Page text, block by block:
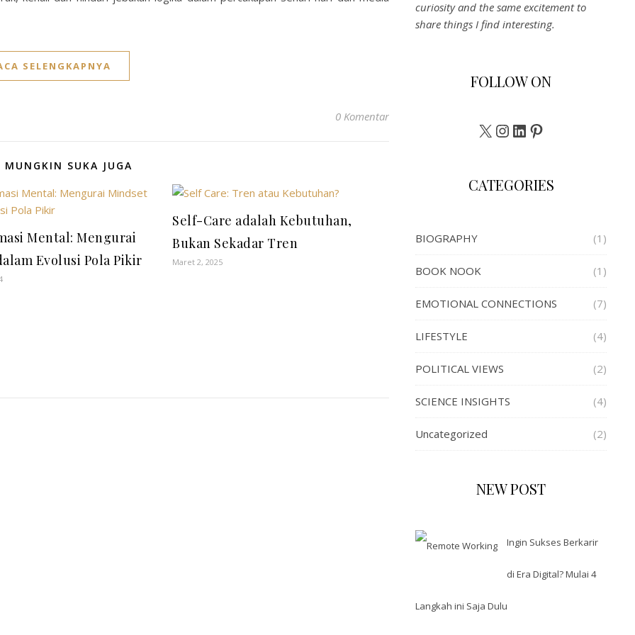
SELENGKAPNYA
0 Komentar
MUNGKIN SUKA JUGA
Mental: Mengurai
Evolusi Pola Pikir
Self-Care adalah Kebutuhan,
Bukan Sekadar Tren
Maret 2, 2025
curiosity and the same excitement to
share things I find interesting.
FOLLOW ON
X Instagram
LinkedInPinterest
CATEGORIES
BIOGRAPHY (1)
BOOK NOOK (1)
EMOTIONAL CONNECTIONS (7)
LIFESTYLE (4)
POLITICAL VIEWS (2)
SCIENCE INSIGHTS (4)
Uncategorized (2)
NEW POST
Ingin Sukses Berkarir
di Era Digital? Mulai 4
Langkah ini Saja Dulu